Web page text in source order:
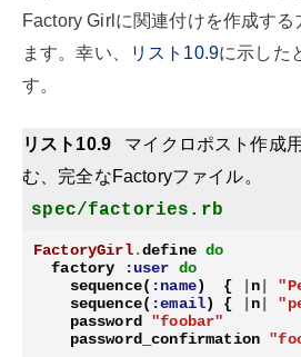
Factory Girlに関連付けを作成す
ます。幸い、
リスト10.9に示した
す。
リスト10.9
マイクロポスト作成
む、完全なFactoryファイル。
spec/factories.rb
FactoryGirl.define do
factory
:user do
sequence( :name) { | n|
sequence( :email) { | n|
password "foobar"
password_confirmation